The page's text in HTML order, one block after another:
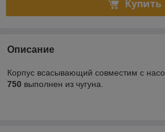
Купить
Описание
Корпус всасывающий совместим с
750 выполнен из чугуна.